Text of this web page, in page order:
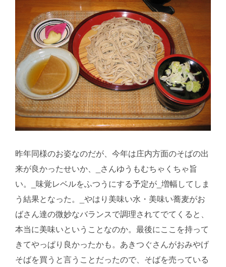
昨年同様のお姿なのだが、今年は庄内方面のそばの出
来が良かったせいか、_さんゆうもむちゃくちゃ旨
い。_味覚レベルをふつうにする予定が_増幅してしま
う結果となった。_やはり美味い水・美味い蕎麦がお
ばさん達の微妙なバランスで調理されてでてくると、
本当に美味いということなのか。最後にここを持って
きてやっぱり良かったかも。あきつぐさんがおみやげ
そばを買うと言うことだったので、そばを売っている